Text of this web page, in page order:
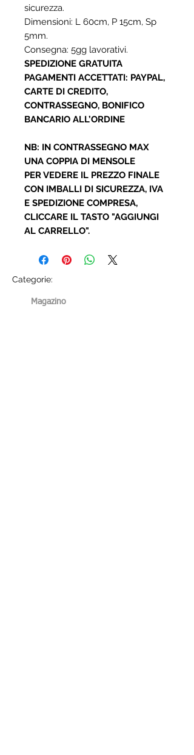
sicurezza.
Dimensioni: L 60cm, P 15cm, Sp
5mm.
Consegna: 5gg lavorativi.
SPEDIZIONE GRATUITA
PAGAMENTI ACCETTATI: PAYPAL,
CARTE DI CREDITO,
CONTRASSEGNO, BONIFICO
BANCARIO ALL’ORDINE
NB: IN CONTRASSEGNO MAX
UNA COPPIA DI MENSOLE
PER VEDERE IL PREZZO FINALE
CON IMBALLI DI SICUREZZA, IVA
E SPEDIZIONE COMPRESA,
CLICCARE IL TASTO "AGGIUNGI
AL CARRELLO".
Categorie:
Magazino